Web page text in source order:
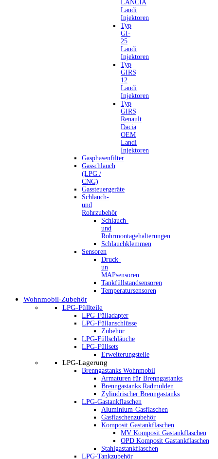
LANCIA
Landi
Injektoren
Typ
GI-
25
Landi
Injektoren
Typ
GIRS
12
Landi
Injektoren
Typ
GIRS
Renault
Dacia
OEM
Landi
Injektoren
Gasphasenfilter
Gasschlauch
(LPG /
CNG)
Gassteuergeräte
Schlauch-
und
Rohrzubehör
Schlauch-
und
Rohrmontagehalterungen
Schlauchklemmen
Sensoren
Druck-
un
MAPsensoren
Tankfüllstandsensoren
Temperatursensoren
Wohnmobil-Zubehör
LPG-Füllteile
LPG-Fülladapter
LPG-Füllanschlüsse
Zubehör
LPG-Füllschläuche
LPG-Füllsets
Erweiterungsteile
LPG-Lagerung
Brenngastanks Wohnmobil
Armaturen für Brenngastanks
Brenngastanks Radmulden
Zylindrischer Brenngastanks
LPG-Gastankflaschen
Aluminium-Gasflaschen
Gasflaschenzubehör
Komposit Gastankflaschen
MV Komposit Gastankflaschen
OPD Komposit Gastankflaschen
Stahlgastankflaschen
LPG-Tankzubehör